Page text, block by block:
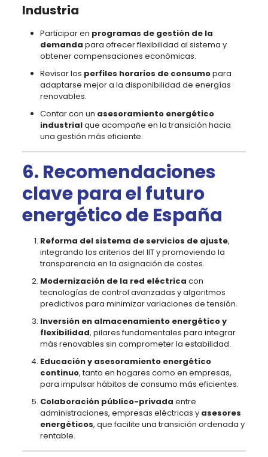
Industria
Participar en programas de gestión de la
demanda para ofrecer flexibilidad al sistema y
obtener compensaciones económicas.
Revisar los perfiles horarios de consumopara
adaptarse mejor a la disponibilidad de energías
renovables.
Contar con un asesoramiento energético
industrialque acompañe en la transición hacia
una gestión más eficiente.
6. Recomendaciones
clave para el futuro
energético de España
Reforma del sistema de servicios de ajuste,
integrando los criterios del IIT y promoviendo la
transparencia en la asignación de costes.
Modernización de la red eléctrica con
tecnologías de control avanzadas y algoritmos
predictivos para minimizar variaciones de tensión.
Inversión en almacenamiento energético y
flexibilidad, pilares fundamentales para integrar
más renovables sin comprometer la estabilidad.
Educación y asesoramiento energético
continuo, tanto en hogares como en empresas,
para impulsar hábitos de consumo más eficientes.
Colaboración público-privada entre
administraciones, empresas eléctricas y asesores
energéticos, que facilite una transición ordenada y
rentable.